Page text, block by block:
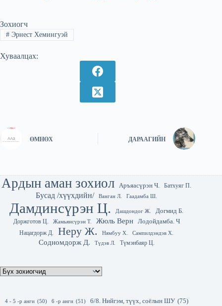
Зохиогч
#Эрнест Хемингуэй
Хуваалцах:
ӨМНӨХ ДАРААГИЙН
Ардын аман зохиол Аръяасүрэн Ч. Батхуяг П.
Бусад /хүүхдийн/ Ванган Л. Гаадамба Ш.
Дамдинсүрэн Ц. Дашдондог Ж.
Догмид Б.
Доржготов Ц.
Жамьянсүрэн Т. Жюль Верн Лодойдамба. Ч
Нацагдорж Д. Неру Ж. Нямбуу Х. Сампилдэндэв Х.
Содномдорж Д. Түдэв Л. Түмэнбаяр Ц.
4 - 5 -р анги (50) 6 -р анги (51) 6/8. Нийгэм, түүх, соёлын ШУ (75)